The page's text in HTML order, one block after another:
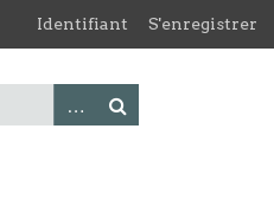
Identifiant S'enregistrer